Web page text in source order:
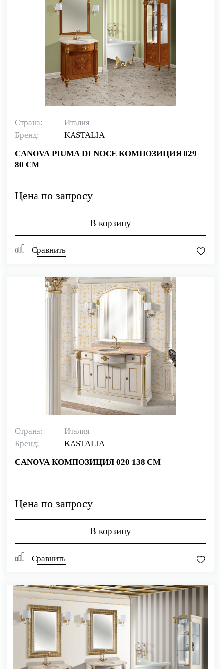
Страна:
Италия
Бренд:
KASTALIA
CANOVA PIUMA DI NOCE КОМПОЗИЦИЯ 029
80 СМ
Цена по запросу
В корзину
Сравнить
Страна:
Италия
Бренд:
KASTALIA
CANOVA КОМПОЗИЦИЯ 020 138 СМ
Цена по запросу
В корзину
Сравнить